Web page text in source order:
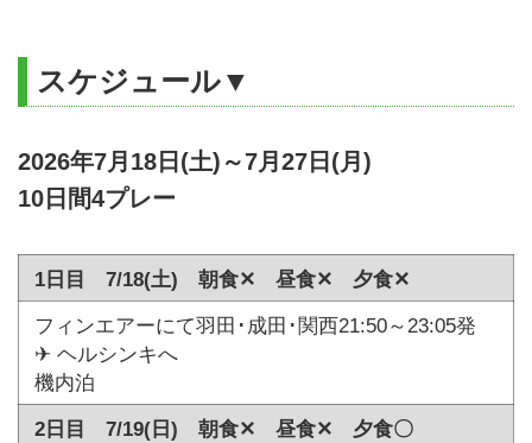
スケジュール▼
2026年7月18日(土)～7月27日(月)
10日間4プレー
1日目 7/18(土) 朝食✕ 昼食✕ 夕食✕
フィンエアーにて羽田･成田･関西21:50～23:05発
✈ ヘルシンキへ
機内泊
2日目 7/19(日) 朝食✕ 昼食✕ 夕食〇